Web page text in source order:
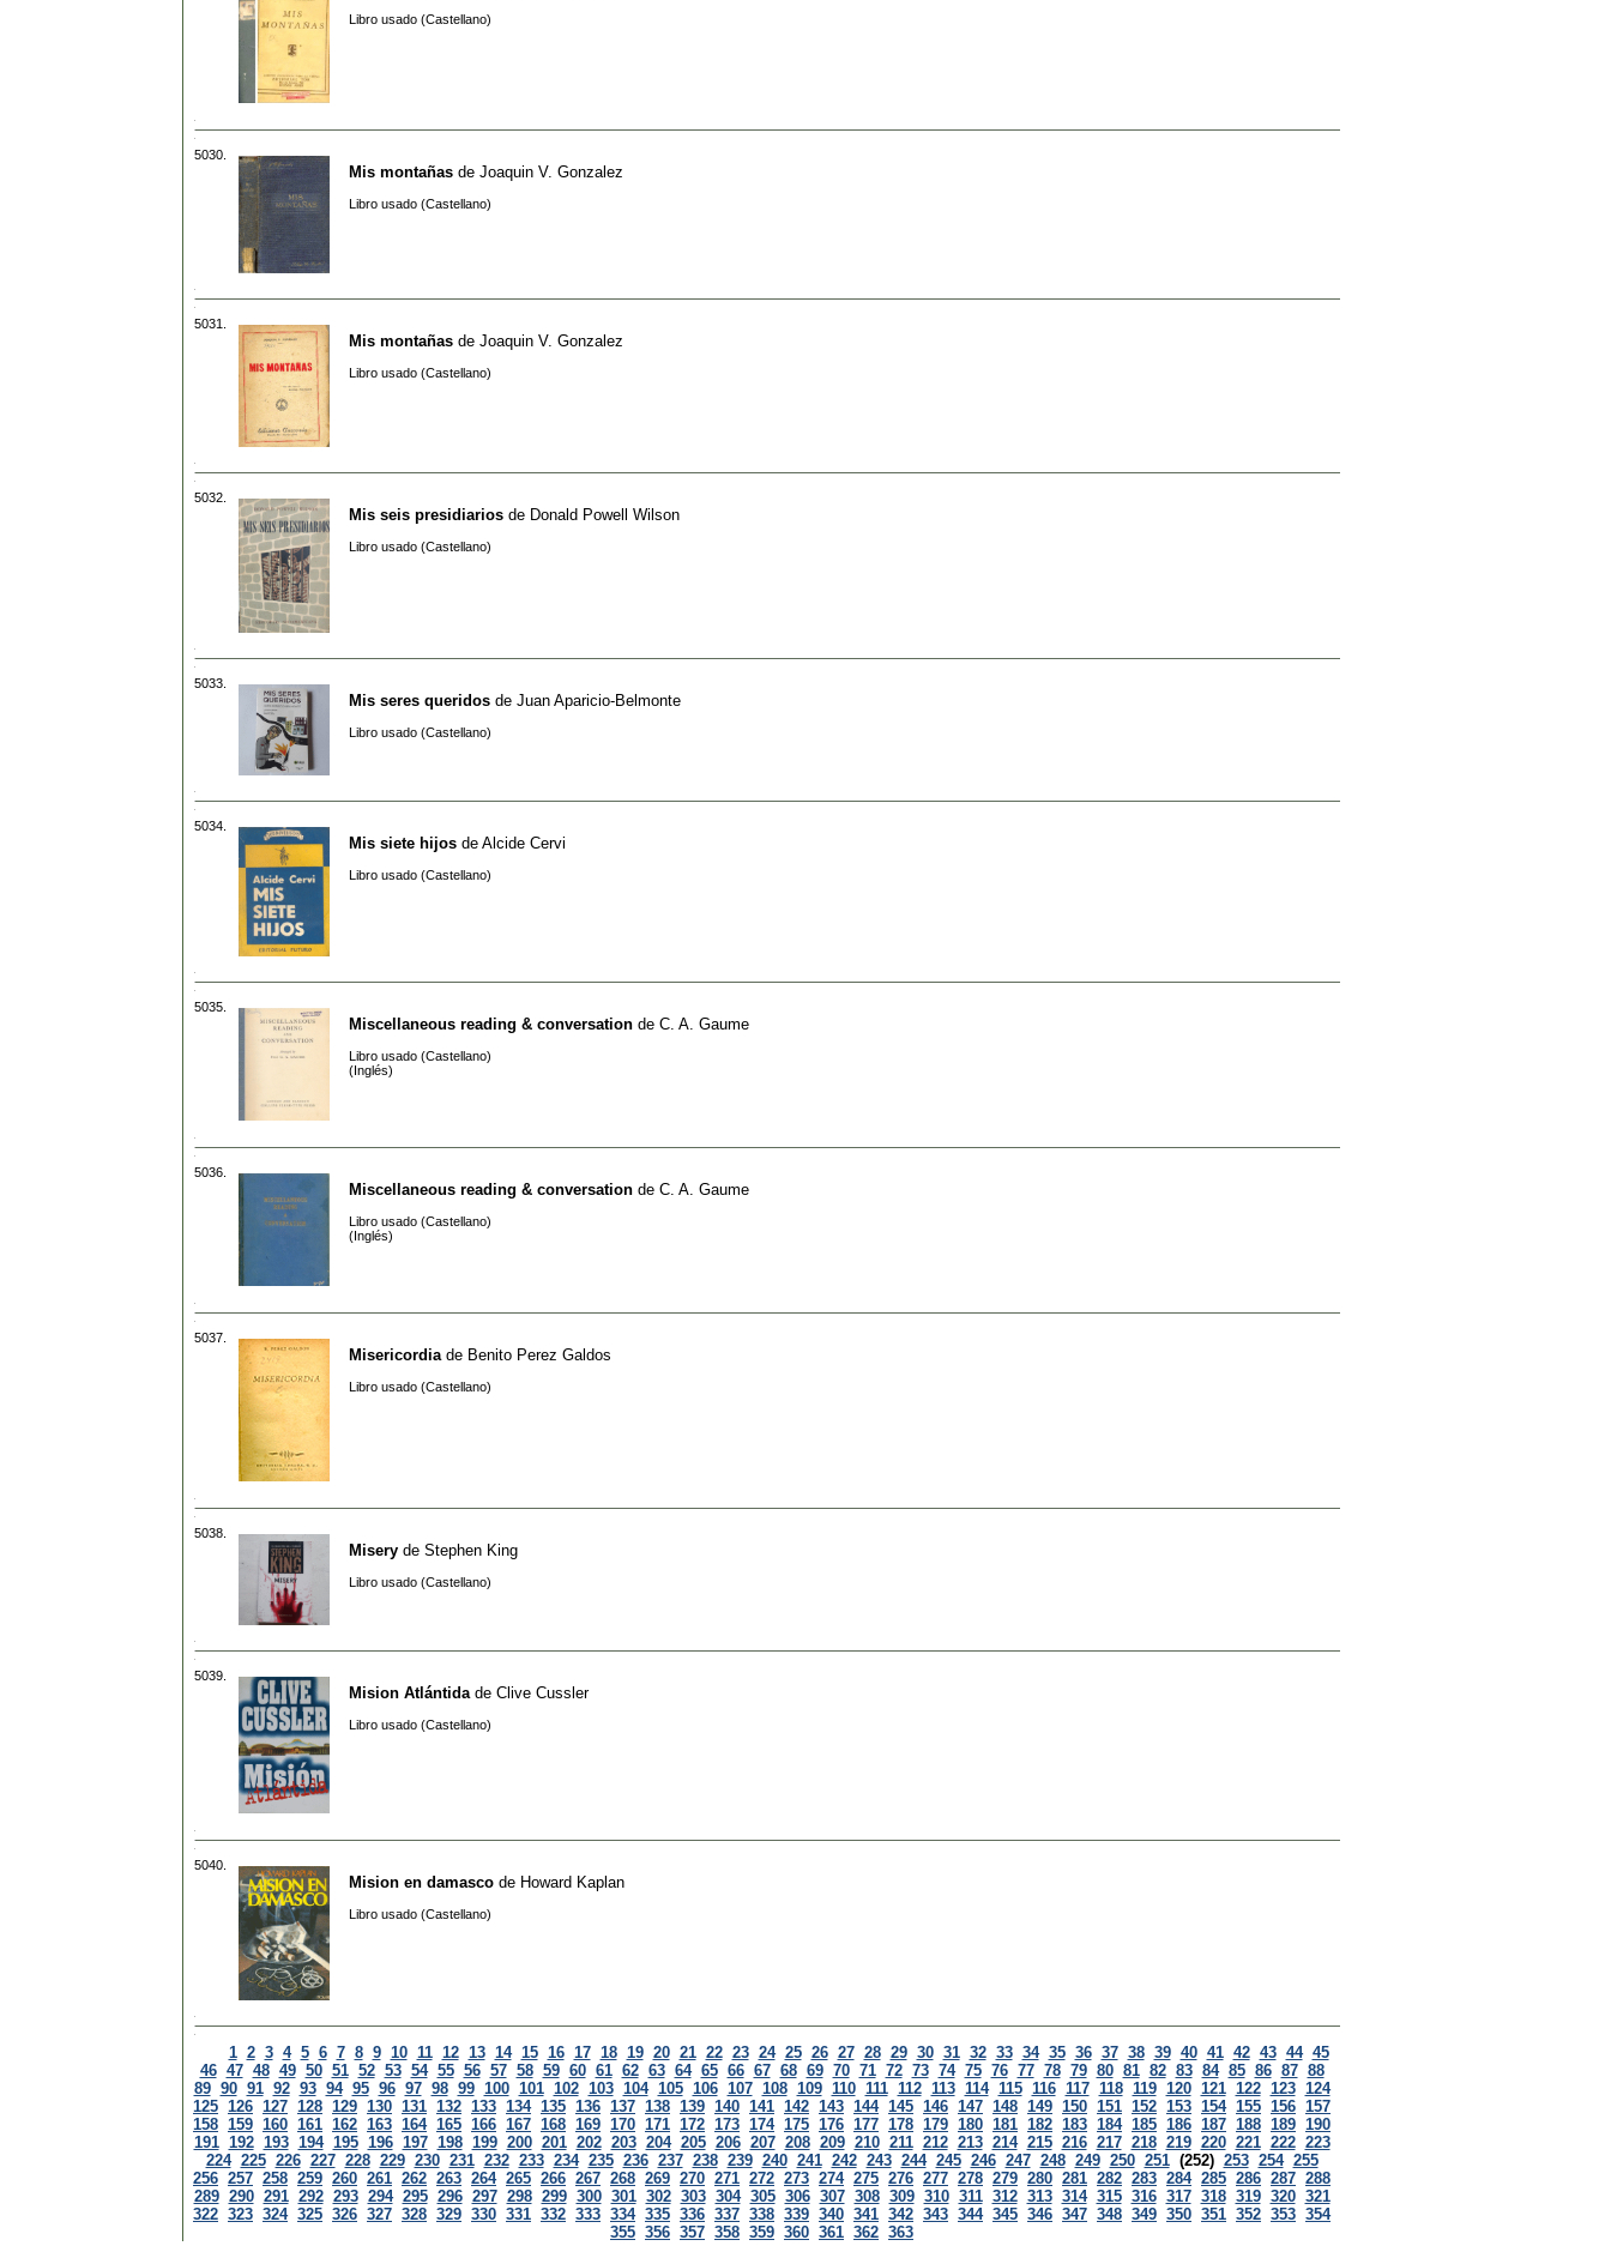
Libro usado (Castellano)
5030.
Mis montañas de Joaquin V. Gonzalez
Libro usado (Castellano)
5031.
Mis montañas de Joaquin V. Gonzalez
Libro usado (Castellano)
5032.
Mis seis presidiarios de Donald Powell Wilson
Libro usado (Castellano)
5033.
Mis seres queridos de Juan Aparicio-Belmonte
Libro usado (Castellano)
5034.
Mis siete hijos de Alcide Cervi
Libro usado (Castellano)
5035.
Miscellaneous reading & conversation de C. A. Gaume
Libro usado (Castellano)
(Inglés)
5036.
Miscellaneous reading & conversation de C. A. Gaume
Libro usado (Castellano)
(Inglés)
5037.
Misericordia de Benito Perez Galdos
Libro usado (Castellano)
5038.
Misery de Stephen King
Libro usado (Castellano)
5039.
Mision Atlántida de Clive Cussler
Libro usado (Castellano)
5040.
Mision en damasco de Howard Kaplan
Libro usado (Castellano)
1 2 3 4 5 6 7 8 9 10 11 12 13 14 15 16 17 18 19 20 21 22 23 24 25 26 27 28 29 30 31 32 33 34 35 36 37 38 39 40 41 42 43 44 45
46 47 48 49 50 51 52 53 54 55 56 57 58 59 60 61 62 63 64 65 66 67 68 69 70 71 72 73 74 75 76 77 78 79 80 81 82 83 84 85 86 87 88
89 90 91 92 93 94 95 96 97 98 99 100 101 102 103 104 105 106 107 108 109 110 111 112 113 114 115 116 117 118 119 120 121 122 123 124
125 126 127 128 129 130 131 132 133 134 135 136 137 138 139 140 141 142 143 144 145 146 147 148 149 150 151 152 153 154 155 156 157
158 159 160 161 162 163 164 165 166 167 168 169 170 171 172 173 174 175 176 177 178 179 180 181 182 183 184 185 186 187 188 189 190
191 192 193 194 195 196 197 198 199 200 201 202 203 204 205 206 207 208 209 210 211 212 213 214 215 216 217 218 219 220 221 222 223
224 225 226 227 228 229 230 231 232 233 234 235 236 237 238 239 240 241 242 243 244 245 246 247 248 249 250 251 (252) 253 254 255
256 257 258 259 260 261 262 263 264 265 266 267 268 269 270 271 272 273 274 275 276 277 278 279 280 281 282 283 284 285 286 287 288
289 290 291 292 293 294 295 296 297 298 299 300 301 302 303 304 305 306 307 308 309 310 311 312 313 314 315 316 317 318 319 320 321
322 323 324 325 326 327 328 329 330 331 332 333 334 335 336 337 338 339 340 341 342 343 344 345 346 347 348 349 350 351 352 353 354
355 356 357 358 359 360 361 362 363